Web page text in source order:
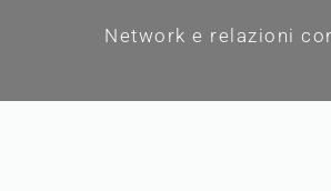
Network e relazioni